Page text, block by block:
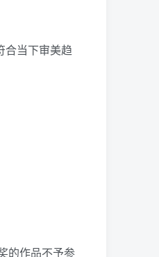
合当下审美趋
的作品不予参